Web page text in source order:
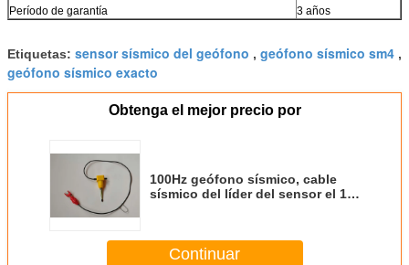
Período de garantía
3 años
Etiquetas: sensor sísmico del geófono , geófono sísmico sm4 ,
geófono sísmico exacto
Obtenga el mejor precio por
100Hz geófono sísmico, cable
sísmico del líder del sensor el 1m
Continuar